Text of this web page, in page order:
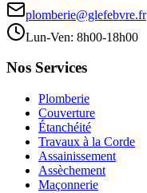
plomberie@glefebvre.fr
Lun-Ven: 8h00-18h00
Nos Services
Plomberie
Couverture
Étanchéité
Travaux à la Corde
Assainissement
Assèchement
Maçonnerie